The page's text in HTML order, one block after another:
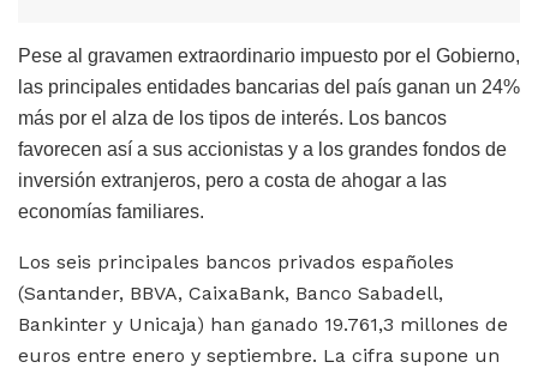
Pese al gravamen extraordinario impuesto por el Gobierno,
las principales entidades bancarias del país ganan un 24%
más por el alza de los tipos de interés. Los bancos
favorecen así a sus accionistas y a los grandes fondos de
inversión extranjeros, pero a costa de ahogar a las
economías familiares.
Los seis principales bancos privados españoles
(Santander, BBVA, CaixaBank, Banco Sabadell,
Bankinter y Unicaja) han ganado 19.761,3 millones de
euros entre enero y septiembre. La cifra supone un